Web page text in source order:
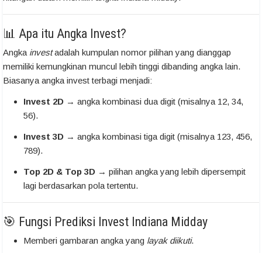
📊 Apa itu Angka Invest?
Angka investadalah kumpulan nomor pilihan yang dianggap
memiliki kemungkinan muncul lebih tinggi dibanding angka lain.
Biasanya angka invest terbagi menjadi:
Invest 2D → angka kombinasi dua digit (misalnya 12, 34,
56).
Invest 3D → angka kombinasi tiga digit (misalnya 123, 456,
789).
Top 2D & Top 3D → pilihan angka yang lebih dipersempit
lagi berdasarkan pola tertentu.
🎯 Fungsi Prediksi Invest Indiana Midday
Memberi gambaran angka yang layak diikuti.